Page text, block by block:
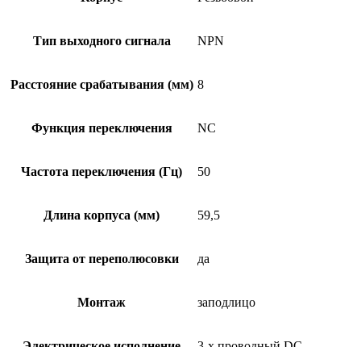
Тип выходного сигнала NPN
Расстояние срабатывания (мм) 8
Функция переключения NC
Частота переключения (Гц) 50
Длина корпуса (мм) 59,5
Защита от переполюсовки да
Монтаж заподлицо